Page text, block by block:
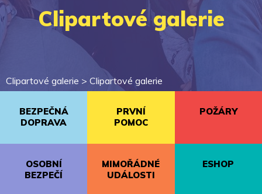
Clipartové galerie
Clipartové galerie > Clipartové galerie
BEZPEČNÁ
DOPRAVA
PRVNÍ
POMOC
POŽÁRY
OSOBNÍ
BEZPEČÍ
MIMOŘÁDNÉ
UDÁLOSTI
ESHOP